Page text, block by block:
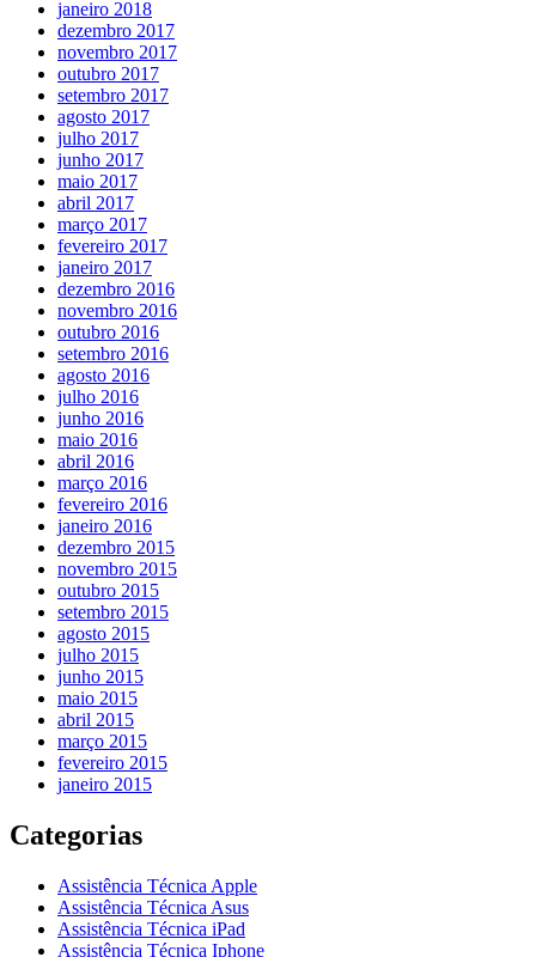
janeiro 2018
dezembro 2017
novembro 2017
outubro 2017
setembro 2017
agosto 2017
julho 2017
junho 2017
maio 2017
abril 2017
março 2017
fevereiro 2017
janeiro 2017
dezembro 2016
novembro 2016
outubro 2016
setembro 2016
agosto 2016
julho 2016
junho 2016
maio 2016
abril 2016
março 2016
fevereiro 2016
janeiro 2016
dezembro 2015
novembro 2015
outubro 2015
setembro 2015
agosto 2015
julho 2015
junho 2015
maio 2015
abril 2015
março 2015
fevereiro 2015
janeiro 2015
Categorias
Assistência Técnica Apple
Assistência Técnica Asus
Assistência Técnica iPad
Assistência Técnica Iphone